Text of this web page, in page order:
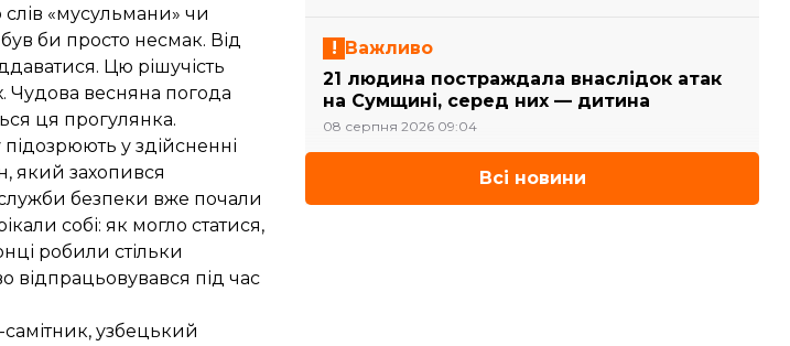
«мусульмани» чи
би просто несмак. Від
Цю рішучість
Чудова весняна погода
ця прогулянка.
у здійсненні
який захопився
служби безпеки вже почали
собі: як могло статися,
робили стільки
відпрацьовувався під час
узбецький
Важливо
21 людина постраждала внаслідок атак
на Сумщині, серед них — дитина
08 серпня 2026 09:04
Всі новини